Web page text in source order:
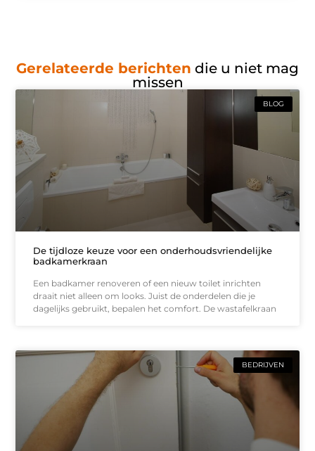
Gerelateerde berichten die u niet mag
missen
BLOG
De tijdloze keuze voor een onderhoudsvriendelijke
badkamerkraan
Een badkamer renoveren of een nieuw toilet inrichten
draait niet alleen om looks. Juist de onderdelen die je
dagelijks gebruikt, bepalen het comfort. De wastafelkraan
BEDRIJVEN